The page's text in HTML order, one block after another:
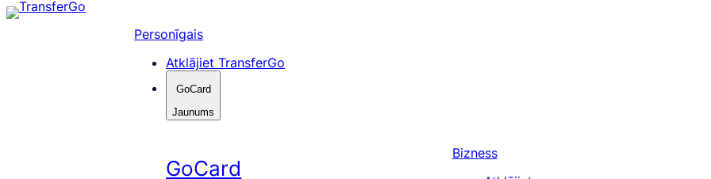
Pāriet
Personīgais
Atklājiet TransferGo
GoCard
Jaunums
GoCard
Bizness